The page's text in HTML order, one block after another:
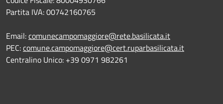
Partita IVA: 00742160765
Email:comunecampomaggiore@rete.basilicata.it
PEC:comune.campomaggiore@cert.ruparbasilicata.it
Centralino Unico: +39 0971 982261